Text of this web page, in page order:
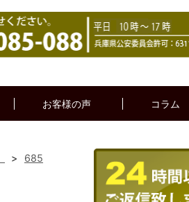
お客様の声 コラム
> 685